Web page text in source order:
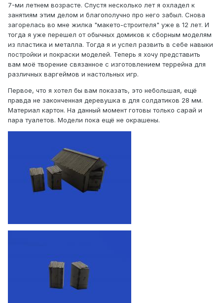
7-ми летнем возрасте. Спустя несколько лет я охладел к
занятиям этим делом и благополучно про него забыл. Снова
загорелась во мне жилка "макето-строителя" уже в 12 лет. И
тогда я уже перешел от обычных домиков к сборным моделям
из пластика и металла. Тогда я и успел развить в себе навыки
постройки и покраски моделей. Теперь я хочу представить
вам моё творение связанное с изготовлением террейна для
различных варгеймов и настольных игр.
Первое, что я хотел бы вам показать, это небольшая, ещё
правда не законченная деревушка в для солдатиков 28 мм.
Материал картон. На данный момент готовы только сарай и
пара туалетов. Модели пока ещё не окрашены.